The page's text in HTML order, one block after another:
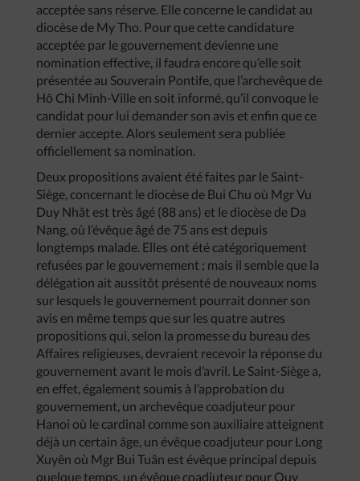
acceptée sans réserve. Elle concerne le candidat au
diocèse de My Tho. Pour que cette candidature
acceptée par le gouvernement devienne une
nomination effective, il faudra encore qu’elle soit
présentée au Souverain Pontife, que l’archevêque de
Hô Chi Minh-Ville en soit informé, qu’il convoque le
candidat pour lui demander son avis et enfin que ce
dernier accepte. Alors seulement sera publiée
officiellement sa nomination.
Deux propositions avaient été faites par le Saint-
Siège, concernant le diocèse de Bui Chu où Mgr Vu
Duy Nhât est très âgé (88 ans) et le diocèse de Da
Nang, où l’évêque âgé de 75 ans est depuis
longtemps malade. Elles ont été catégoriquement
refusées par le gouvernement ; mais il semble que la
délégation ait aussitôt présenté de nouveaux noms
sur lesquels le gouvernement pourrait donner son
avis en même temps que sur les quatre autres
propositions qui, selon la promesse du bureau des
Affaires religieuses, devraient recevoir la réponse du
gouvernement avant le mois d’avril. Le Saint-Siège a,
en effet, également soumis à l’approbation du
gouvernement, un archevêque coadjuteur pour
Hanoi où le cardinal comme son auxiliaire atteignent
déjà un certain âge, un évêque coadjuteur pour Long
Xuyên où Mgr Bui Tuân est évêque principal depuis
quelque temps, un évêque coadjuteur pour Quy